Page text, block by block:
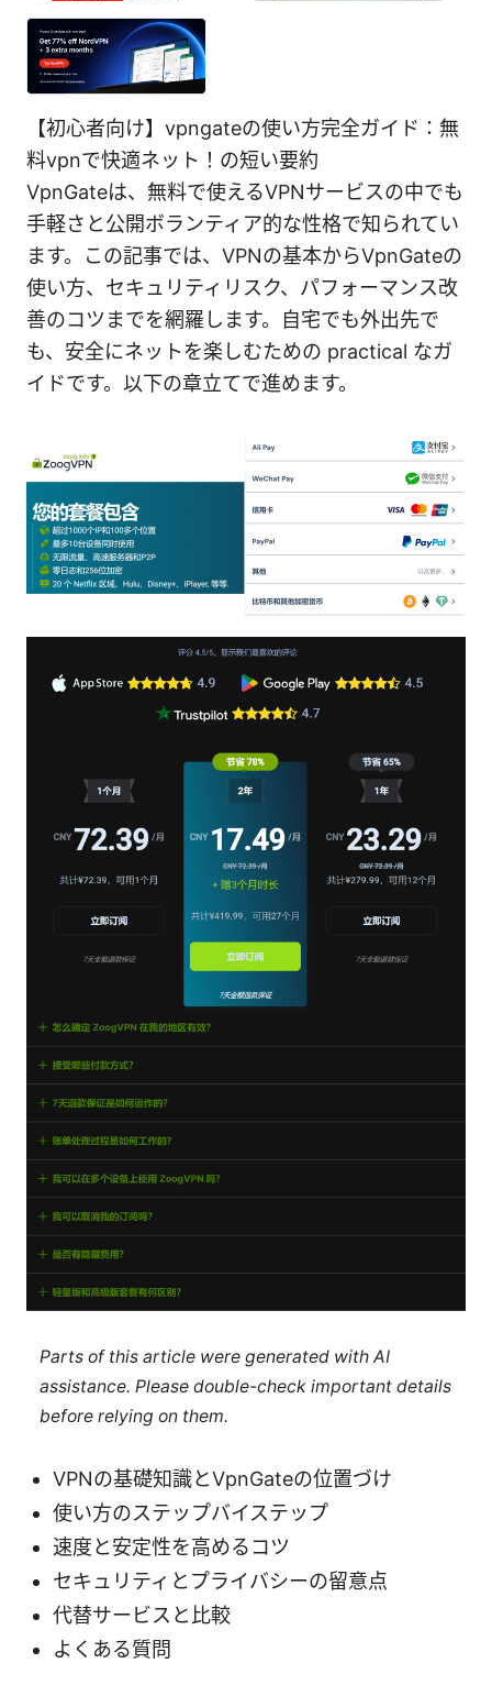
【初心者向け】vpngateの使い方完全ガイド：無
料vpnで快適ネット！の短い要約
VpnGateは、無料で使えるVPNサービスの中でも
手軽さと公開ボランティア的な性格で知られてい
ます。この記事では、VPNの基本からVpnGateの
使い方、セキュリティリスク、パフォーマンス改
善のコツまでを網羅します。自宅でも外出先で
も、安全にネットを楽しむための practical なガ
イドです。以下の章立てで進めます。
Parts of this article were generated with AI
assistance. Please double-check important details
before relying on them.
VPNの基礎知識とVpnGateの位置づけ
使い方のステップバイステップ
速度と安定性を高めるコツ
セキュリティとプライバシーの留意点
代替サービスと比較
よくある質問